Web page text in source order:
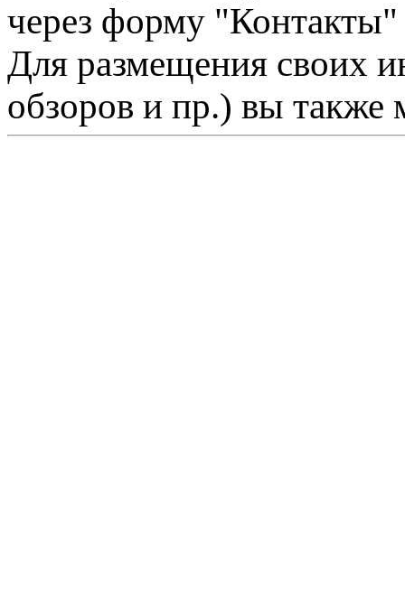
через форму "Контакты"
Для размещения своих
обзоров и пр.) вы также